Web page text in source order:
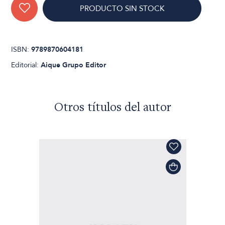
PRODUCTO SIN STOCK
ISBN:9789870604181
Editorial:Aique Grupo Editor
Otros títulos del autor